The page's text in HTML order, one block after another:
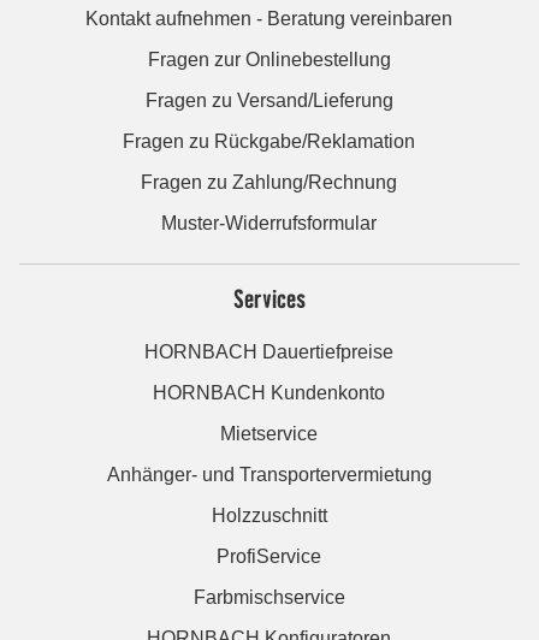
Kontakt aufnehmen - Beratung vereinbaren
Fragen zur Onlinebestellung
Fragen zu Versand/Lieferung
Fragen zu Rückgabe/Reklamation
Fragen zu Zahlung/Rechnung
Muster-Widerrufsformular
Services
HORNBACH Dauertiefpreise
HORNBACH Kundenkonto
Mietservice
Anhänger- und Transportervermietung
Holzzuschnitt
ProfiService
Farbmischservice